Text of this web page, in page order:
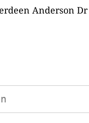
Anderson